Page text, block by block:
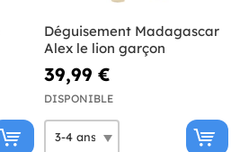
Déguisement Madagascar
Alex le lion garçon
39,99 €
DISPONIBLE